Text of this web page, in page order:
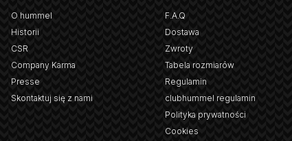
O hummel
Historii
CSR
Company Karma
Presse
Skontaktuj się z nami
F.A.Q
Dostawa
Zwroty
Tabela rozmiarów
Regulamin
clubhummel regulamin
Polityka prywatności
Cookies